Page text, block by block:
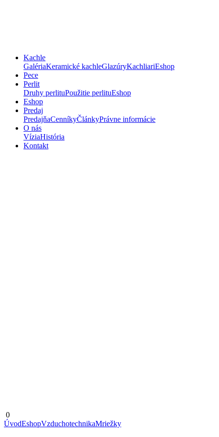
Kachle
GalériaKeramické kachleGlazúryKachliariEshop
Pece
Perlit
Druhy perlituPoužitie perlituEshop
Eshop
Predaj
PredajňaCenníkyČlánkyPrávne informácie
O nás
VíziaHistória
Kontakt
0
ÚvodEshopVzduchotechnikaMriežky